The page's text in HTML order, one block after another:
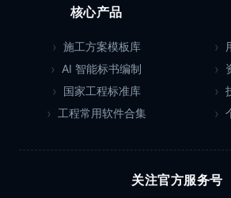
核心产品
施工方案模板库
AI 智能标书编制
国家工程标准库
工程常用软件合集
关注官方服务号